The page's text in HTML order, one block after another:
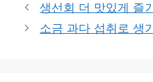
생선회 더 맛있게 즐
소금 과다 섭취로 생